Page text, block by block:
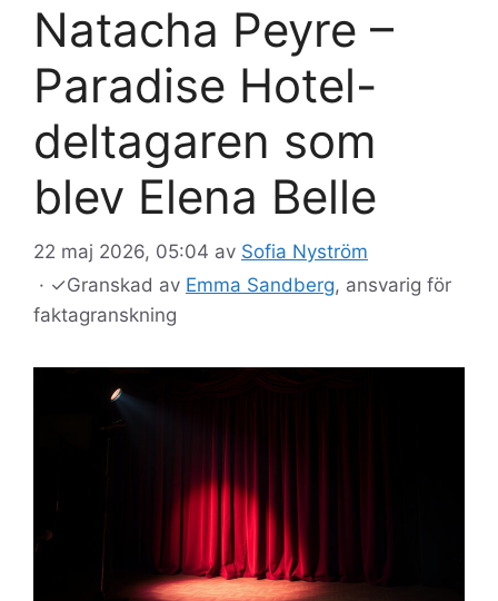
Natacha Peyre –
Paradise Hotel-
deltagaren som
blev Elena Belle
22 maj 2026, 05:04 av Sofia Nyström
· ✓Granskad av Emma Sandberg, ansvarig för
faktagranskning